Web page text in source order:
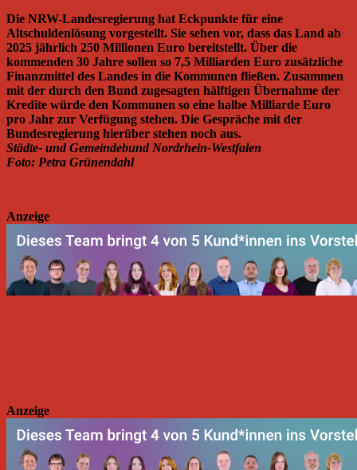
Die NRW-Landesregierung hat Eckpunkte für eine
Altschuldenlösung vorgestellt. Sie sehen vor, dass das Land ab
2025 jährlich 250 Millionen Euro bereitstellt. Über die
kommenden 30 Jahre sollen so 7,5 Milliarden Euro zusätzliche
Finanzmittel des Landes in die Kommunen fließen. Zusammen
mit der durch den Bund zugesagten hälftigen Übernahme der
Kredite würde den Kommunen so eine halbe Milliarde Euro
pro Jahr zur Verfügung stehen. Die Gespräche mit der
Bundesregierung hierüber stehen noch aus.
Städte- und Gemeindebund Nordrhein-Westfalen
Foto: Petra Grünendahl
Anzeige
Anzeige